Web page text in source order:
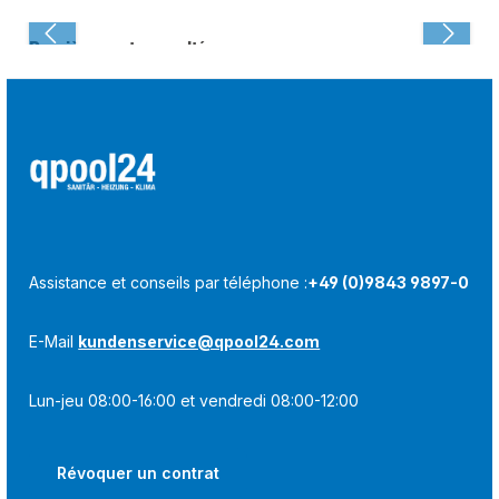
Dernièrement consulté :
Assistance et conseils par téléphone :+49 (0)9843 9897-0
E-Mail kundenservice@qpool24.com
Lun-jeu 08:00-16:00 et vendredi 08:00-12:00
Révoquer un contrat